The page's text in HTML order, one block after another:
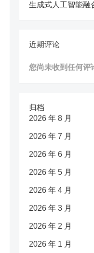
生成式人工智能融
近期评论
您尚未收到任何评
归档
2026 年 8 月
2026 年 7 月
2026 年 6 月
2026 年 5 月
2026 年 4 月
2026 年 3 月
2026 年 2 月
2026 年 1 月